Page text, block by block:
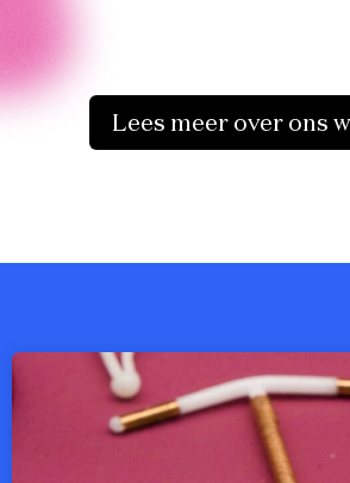
Lees meer over ons